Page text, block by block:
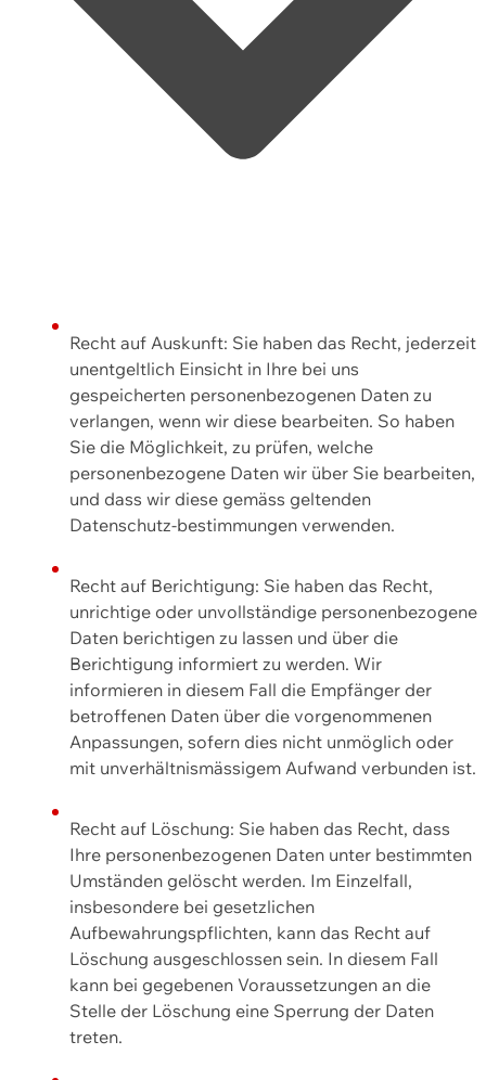
Recht auf Auskunft: Sie haben das Recht, jederzeit
unentgeltlich Einsicht in Ihre bei uns
gespeicherten personenbezogenen Daten zu
verlangen, wenn wir diese bearbeiten. So haben
Sie die Möglichkeit, zu prüfen, welche
personenbezogene Daten wir über Sie bearbeiten,
und dass wir diese gemäss geltenden
Datenschutz-bestimmungen verwenden.
Recht auf Berichtigung: Sie haben das Recht,
unrichtige oder unvollständige personenbezogene
Daten berichtigen zu lassen und über die
Berichtigung informiert zu werden. Wir
informieren in diesem Fall die Empfänger der
betroffenen Daten über die vorgenommenen
Anpassungen, sofern dies nicht unmöglich oder
mit unverhältnismässigem Aufwand verbunden ist.
Recht auf Löschung: Sie haben das Recht, dass
Ihre personenbezogenen Daten unter bestimmten
Umständen gelöscht werden. Im Einzelfall,
insbesondere bei gesetzlichen
Aufbewahrungspflichten, kann das Recht auf
Löschung ausgeschlossen sein. In diesem Fall
kann bei gegebenen Voraussetzungen an die
Stelle der Löschung eine Sperrung der Daten
treten.